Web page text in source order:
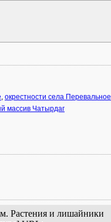
, окрестности села Перевальное
массив Чатырдаг
Растения и лишайники